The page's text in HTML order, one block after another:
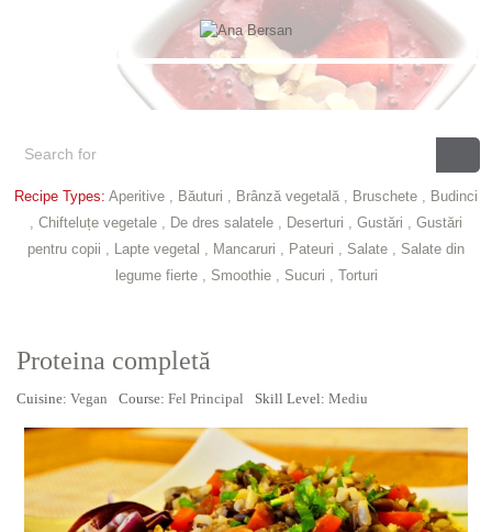
Recipe Types: Aperitive , Băuturi , Brânză vegetală , Bruschete , Budinci
, Chifteluțe vegetale , De dres salatele , Deserturi , Gustări , Gustări
pentru copii , Lapte vegetal , Mancaruri , Pateuri , Salate , Salate din
legume fierte, Smoothie, Sucuri , Torturi
Proteina completă
Cuisine:Vegan Course:Fel Principal Skill Level:Mediu